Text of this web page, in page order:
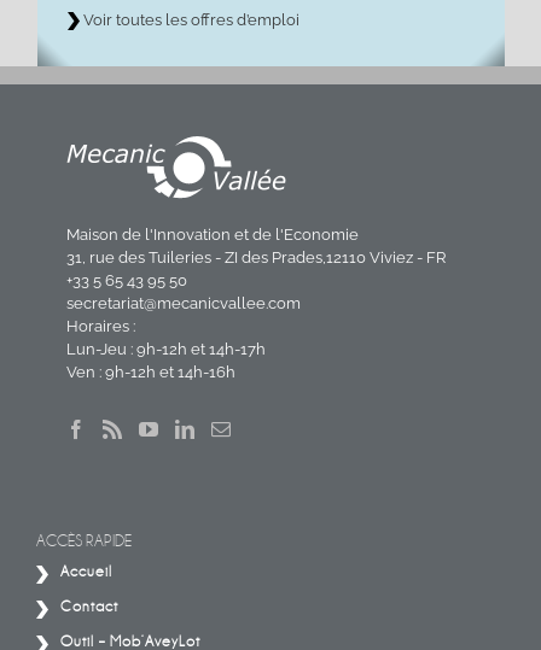
Voir toutes les offres d’emploi
Maison de l'Innovation et de l'Economie
31, rue des Tuileries - ZI des Prades,12110 Viviez - FR
+33 5 65 43 95 50
secretariat@mecanicvallee.com
Horaires :
Lun-Jeu : 9h-12h et 14h-17h
Ven : 9h-12h et 14h-16h
ACCÈS RAPIDE
Accueil
Contact
Outil – Mob’AveyLot